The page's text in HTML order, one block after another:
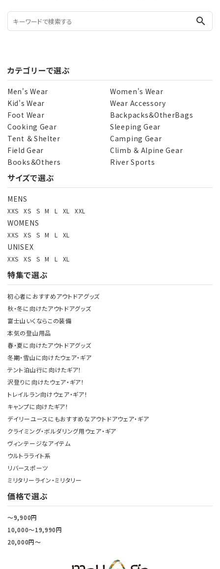
search
カテゴリーで選ぶ
Men's Wear
Women's Wear
Kid's Wear
Wear Accessory
Foot Wear
Backpacks＆OtherBags
Cooking Gear
Sleeping Gear
Tent ＆ Shelter
Camping Gear
Field Gear
Climb ＆ Alpine Gear
Books＆Others
River Sports
サイズで選ぶ
MENS
XXS XS S M L XL XXL
WOMENS
XXS XS S M L XL
UNISEX
XXS XS S M L XL
特集で選ぶ
初心者におすすめアウトドアグッズ
秋・冬に向けたアウトドアグッズ
富士山いくならこの装備
本気の登山用品
春・夏に向けたアウトドアグッズ
冬期・雪山に向けたウェア・ギア
テント泊山行に向けたギア！
沢登りに向けたウェア・ギア！
トレイルラン向けウェア・ギア！
キャンプに向けたギア！
デイリーユースにもおすすめなアウトドアウェア・ギア
クライミング・ボルダリング用ウェア・ギア
ヴィンテージなアイテム
ウルトラライト系
リバースポーツ
ミリタリーライン・ミリタリー
価格で選ぶ
～9,900円
10,000～19,990円
20,000円～